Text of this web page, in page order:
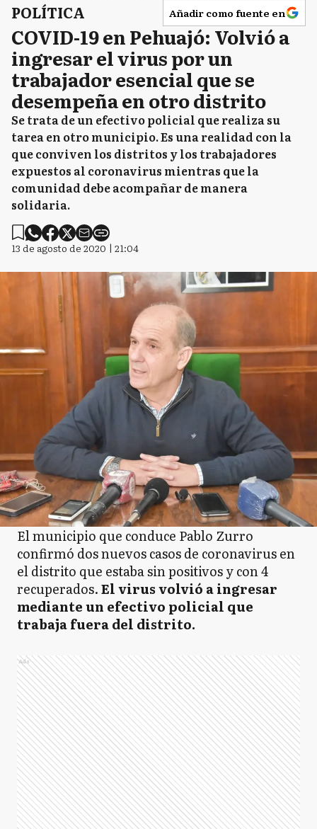
POLÍTICA Añadir como fuente en
COVID-19 en Pehuajó: Volvió a
ingresar el virus por un
trabajador esencial que se
desempeña en otro distrito
Se trata de un efectivo policial que realiza su
tarea en otro municipio. Es una realidad con la
que conviven los distritos y los trabajadores
expuestos al coronavirus mientras que la
comunidad debe acompañar de manera
solidaria.
13 de agosto de 2020 | 21:04
El municipio que conduce Pablo Zurro
confirmó dos nuevos casos de coronavirus en
el distrito que estaba sin positivos y con 4
recuperados.El virus volvió a ingresar
mediante un efectivo policial que
trabaja fuera del distrito.
Ads